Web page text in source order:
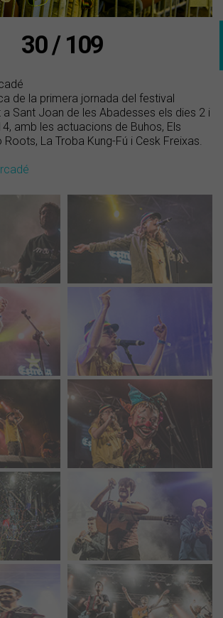
30 / 109
de la primera jornada del festival
a Sant Joan de les Abadesses els dies 2 i
amb les actuacions de Buhos, Els
Roots, La Troba Kung-Fú i Cesk Freixas.